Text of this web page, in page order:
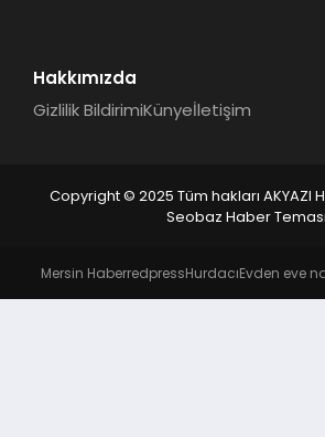
Hakkımızda
Gizlilik BildirimiKünyeİletişim
Copyright © 2025 Tüm hakları AKYAZI
Seobaz Haber Teması
Mersin HaberredpressHurdacıEvden eve